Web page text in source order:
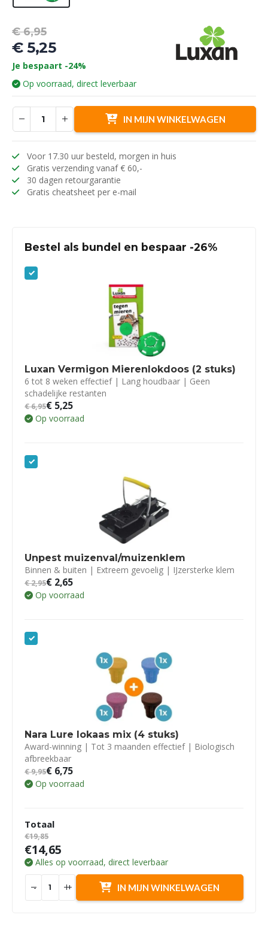
€6,95
prijs
was:
€ 6,95.
€5,25
Huidige
prijs
is:
€ 5,25.
Je bespaart -24%
Op voorraad, direct leverbaar
IN MIJN WINKELWAGEN
Voor 17.30 uur besteld, morgen in huis
Gratis verzending vanaf € 60,-
30 dagen retourgarantie
Gratis cheatsheet per e-mail
Bestel als bundel en bespaar -26%
Luxan Vermigon Mierenlokdoos (2 stuks)
6 tot 8 weken effectief | Lang houdbaar | Geen
schadelijke restanten
€6,95€ 5,25
Op voorraad
Unpest muizenval/muizenklem
Binnen & buiten | Extreem gevoelig | IJzersterke klem
€2,95€ 2,65
Op voorraad
Nara Lure lokaas mix (4 stuks)
Award-winning | Tot 3 maanden effectief | Biologisch
afbreekbaar
€9,95€ 6,75
Op voorraad
Totaal
€19,85
€14,65
Alles op voorraad, direct leverbaar
- + IN MIJN WINKELWAGEN